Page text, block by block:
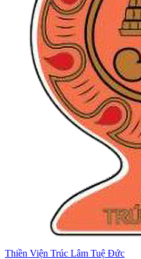
Thiền Viện Trúc Lâm Tuệ Đức